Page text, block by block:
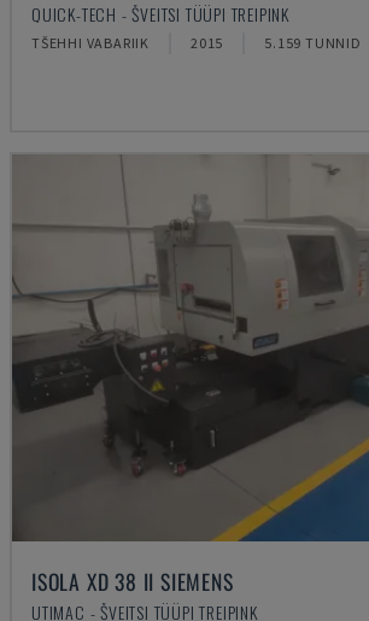
QUICK-TECH - ŠVEITSI TÜÜPI TREIPINK
TŠEHHI VABARIIK 2015 5.159 TUNNID
ISOLA XD 38 II SIEMENS
UTIMAC - ŠVEITSI TÜÜPI TREIPINK